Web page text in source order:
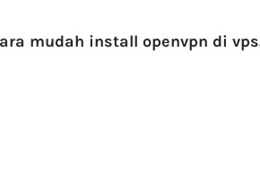
mudah install openvpn di